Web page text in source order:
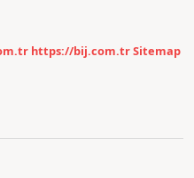
https://bij.com.trSitemap